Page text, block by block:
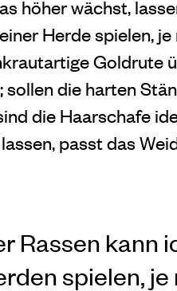
höher wächst,
Herde spielen,
Goldrute
die harten
die Haarschafe
passt das
Rassen kann
spielen, je